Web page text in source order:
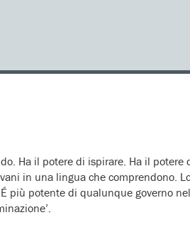
Ha il potere di ispirare. Ha il
in una lingua che comprendono.
più potente di qualunque governo